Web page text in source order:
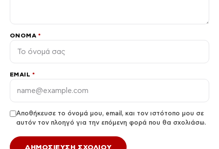
ΌΝΟΜΑ *
EMAIL *
Αποθήκευσε το όνομά μου, email, και τον ιστότοπο μου σε
αυτόν τον πλοηγό για την επόμενη φορά που θα σχολιάσω.